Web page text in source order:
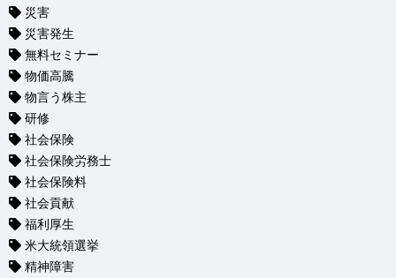
災害
災害発生
無料セミナー
物価高騰
物言う株主
研修
社会保険
社会保険労務士
社会保険料
社会貢献
福利厚生
米大統領選挙
精神障害